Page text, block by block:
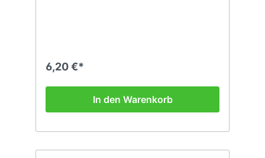
6,20 €*
In den Warenkorb